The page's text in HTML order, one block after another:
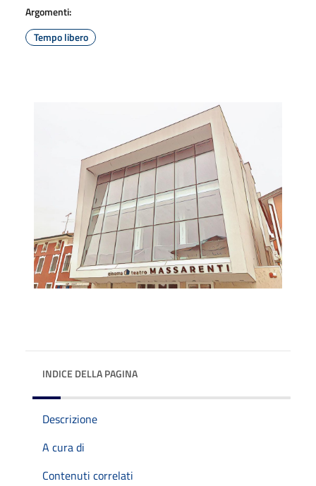
Argomenti:
Tempo libero
INDICE DELLA PAGINA
Descrizione
A cura di
Contenuti correlati